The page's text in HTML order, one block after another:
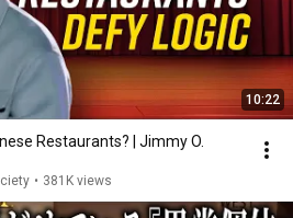
10:22
Restaurants? | Jimmy O.
• 381K views